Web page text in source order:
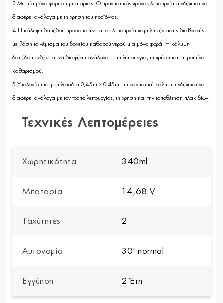
3 Με μία μόνο φόρτιση μπαταρίας. Ο πραγματικός χρόνος λειτουργίας ενδέχεται να
διαφέρει ανάλογα με τη χρήση του προϊόντος.
4 Η κάλυψη δαπέδου προσομοιώνεται σε λειτουργία χαμηλής έντασης διαβροχής
με βάση το γέμισμα του δοχείου καθαρού νερού μία μόνο φορά. Η κάλυψη
δαπέδου ενδέχεται να διαφέρει ανάλογα με τη λειτουργία, τη χρήση και τη ρουτίνα
καθαρισμού.
5 Υπολογίστηκε με πλακίδια 0,45m × 0,45m, η πραγματική κάλυψη ενδέχεται να
διαφέρει ανάλογα με τον τρόπο λειτουργίας, τη χρήση και την τοποθέτηση πλακιδίων.
Τεχνικές Λεπτομέρειες
Χωρητικότητα 340ml
Μπαταρία 14,68 V
Ταχύτητες 2
Αυτονομία 30' normal
Εγγύηση 2 Έτη